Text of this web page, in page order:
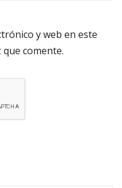
y web en este
comente.